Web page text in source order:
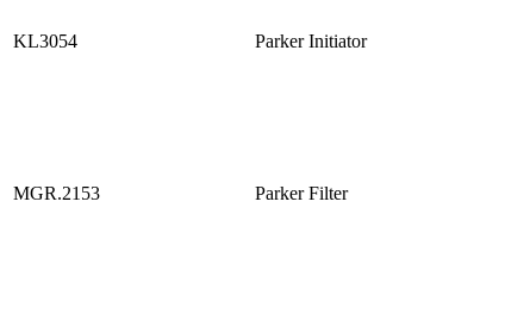
KL3054 Parker Initiator
MGR.2153 Parker Filter